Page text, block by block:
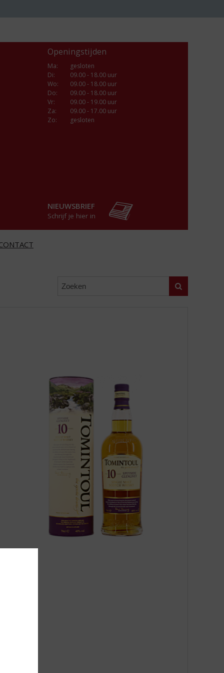
Openingstijden
Ma:
gesloten
Di:
09.00 - 18.00 uur
Wo:
09.00 - 18.00 uur
Do:
09.00 - 18.00 uur
Vr:
09.00 - 19.00 uur
Za:
09.00 - 17.00 uur
Zo:
gesloten
NIEUWSBRIEF
Schrijf je hier in
Zoeken